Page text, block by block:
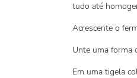
tudo até
Acrescente o
Unte uma forma
Em uma tigela